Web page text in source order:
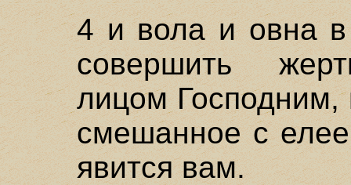
4 и вола и овна
совершить
лицом
смешанное с
явится вам.